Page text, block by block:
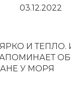
03.12.2022
И ТЕПЛО.
ОБ
У МОРЯ